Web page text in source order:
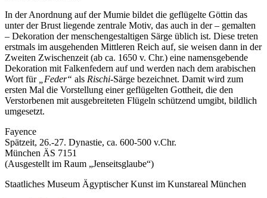
In der Anordnung auf der Mumie bildet die geflügelte Göttin das
unter der Brust liegende zentrale Motiv, das auch in der – gemalten
– Dekoration der menschengestaltigen Särge üblich ist. Diese treten
erstmals im ausgehenden Mittleren Reich auf, sie weisen dann in der
Zweiten Zwischenzeit (ab ca. 1650 v. Chr.) eine namensgebende
Dekoration mit Falkenfedern auf und werden nach dem arabischen
Wort für
„Feder“ als Rischi-Särge bezeichnet. Damit wird zum
ersten Mal die Vorstellung einer geflügelten Gottheit, die den
Verstorbenen mit ausgebreiteten Flügeln schützend umgibt, bildlich
umgesetzt.
Fayence
Spätzeit, 26.-27. Dynastie, ca. 600-500 v.Chr.
München ÄS 7151
(Ausgestellt im Raum „Jenseitsglaube“)
Staatliches Museum Ägyptischer Kunst im Kunstareal München